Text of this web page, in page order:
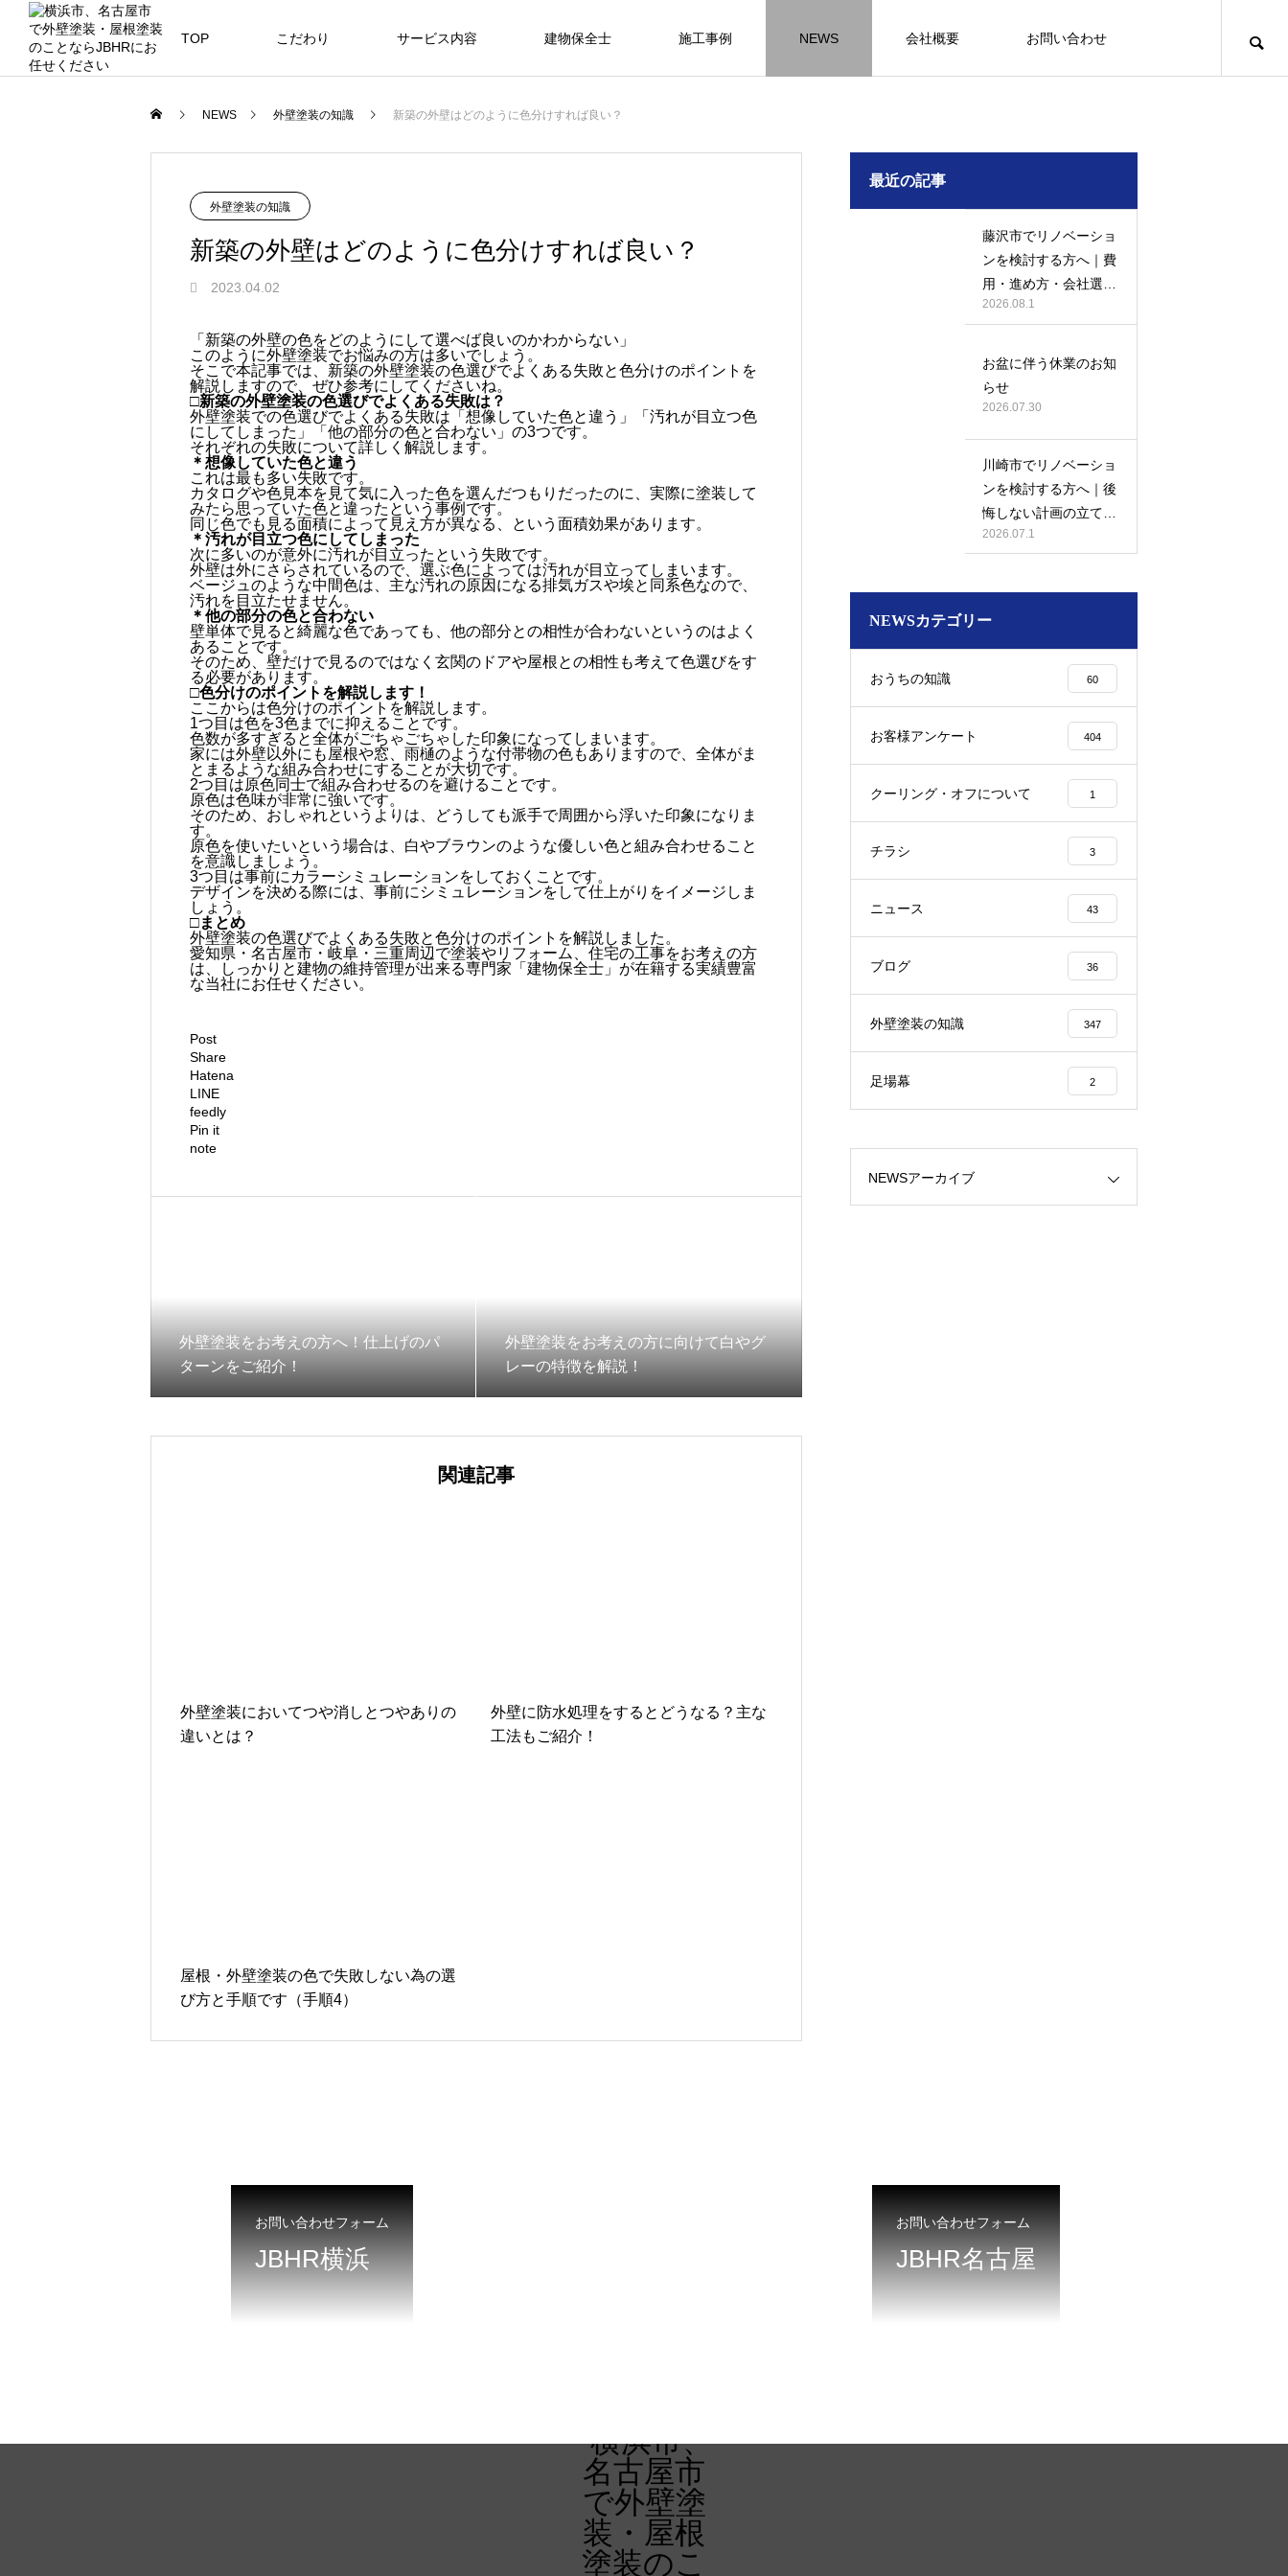
TOP こだわり サービス内容 建物保全士 施工事例 NEWS 会社概要 お問い合わせ
になります。
例になります。
なります。
お盆に伴う休業のお知らせ
2026.07.30
【年収600万も可能】未経験歓迎の現
髪型自由
2026.04.13
お客様アンケート401
川崎市でリノベーションを検討する方
へ｜後悔しない計画の立て方と相談先
の選び方
2026.07.01
座間市の外壁塗装と屋根リフォームは
2026.06.01
鎌倉市の外壁・屋根塗装は地域密着の
NEW
2021.04.25
建物の点検・維持管理は信頼できる専
2020.03.09
建物の点検・維持管理は信頼できる専
門家へ （チラシ）
お客様アンケート405
2026.01.25
お客様アンケート404 お客様アンケート403
藤沢市でリノベーションを検討する方
へ｜費用・進め方・会社選びのポイン
2026.08.01
火災報知器の設置義務とは？使用期限
2026.04.18
外構はコンクリートと芝生どっちが良
い？それぞれの特徴と選び方のポイン
川崎市でリノベーションを検討する方
へ｜後悔しない計画の立て方と相談先
の選び方
2026.07.01
座間市の外壁塗装と屋根リフォームは
2026.06.01
鎌倉市の外壁・屋根塗装は地域密着の
NEW
2021.04.25
施工の際は足場幕を設置しています
クーリング・オフ手続きのお知らせ
2024.04.26
NEWS 外壁塗装の知識 新築の外壁はどのように色分けすれば良い？
外壁塗装の知識
新築の外壁はどのように色分けすれば良い？
2023.04.02
「新築の外壁の色をどのようにして選べば良いのかわからない」
このように外壁塗装でお悩みの方は多いでしょう。
そこで本記事では、新築の外壁塗装の色選びでよくある失敗と色分けのポイントを
解説しますので、ぜひ参考にしてくださいね。
□新築の外壁塗装の色選びでよくある失敗は？
外壁塗装での色選びでよくある失敗は「想像していた色と違う」「汚れが目立つ色
にしてしまった」「他の部分の色と合わない」の3つです。
それぞれの失敗について詳しく解説します。
＊想像していた色と違う
これは最も多い失敗です。
カタログや色見本を見て気に入った色を選んだつもりだったのに、実際に塗装して
みたら思っていた色と違ったという事例です。
同じ色でも見る面積によって見え方が異なる、という面積効果があります。
＊汚れが目立つ色にしてしまった
次に多いのが意外に汚れが目立ったという失敗です。
外壁は外にさらされているので、選ぶ色によっては汚れが目立ってしまいます。
ベージュのような中間色は、主な汚れの原因になる排気ガスや埃と同系色なので、
汚れを目立たせません。
＊他の部分の色と合わない
壁単体で見ると綺麗な色であっても、他の部分との相性が合わないというのはよく
あることです。
そのため、壁だけで見るのではなく玄関のドアや屋根との相性も考えて色選びをす
る必要があります。
□色分けのポイントを解説します！
ここからは色分けのポイントを解説します。
1つ目は色を3色までに抑えることです。
色数が多すぎると全体がごちゃごちゃした印象になってしまいます。
家には外壁以外にも屋根や窓、雨樋のような付帯物の色もありますので、全体がま
とまるような組み合わせにすることが大切です。
2つ目は原色同士で組み合わせるのを避けることです。
原色は色味が非常に強いです。
そのため、おしゃれというよりは、どうしても派手で周囲から浮いた印象になりま
す。
原色を使いたいという場合は、白やブラウンのような優しい色と組み合わせること
を意識しましょう。
3つ目は事前にカラーシミュレーションをしておくことです。
デザインを決める際には、事前にシミュレーションをして仕上がりをイメージしま
しょう。
□まとめ
外壁塗装の色選びでよくある失敗と色分けのポイントを解説しました。
愛知県・名古屋市・岐阜・三重周辺で塗装やリフォーム、住宅の工事をお考えの方
は、しっかりと建物の維持管理が出来る専門家「建物保全士」が在籍する実績豊富
な当社にお任せください。
Post
Share
Hatena
LINE
feedly
Pin it
note
外壁塗装をお考えの方へ！仕上げのパ
ターンをご紹介！
外壁塗装をお考えの方に向けて白やグ
レーの特徴を解説！
関連記事
外壁塗装においてつや消しとつやありの
違いとは？
外壁に防水処理をするとどうなる？主な
工法もご紹介！
屋根・外壁塗装の色で失敗しない為の選
び方と手順です（手順4）
最近の記事
藤沢市でリノベーショ
ンを検討する方へ｜費
用・進め方・会社選び
のポイント
2026.08.1
お盆に伴う休業のお知
らせ
2026.07.30
川崎市でリノベーショ
ンを検討する方へ｜後
悔しない計画の立て方
と相談先の選び方
2026.07.1
NEWSカテゴリー
おうちの知識 60
お客様アンケート 404
クーリング・オフについて 1
チラシ 3
ニュース 43
ブログ 36
外壁塗装の知識 347
足場幕 2
NEWSアーカイブ
お問い合わせフォーム
JBHR横浜
お問い合わせフォーム
JBHR名古屋